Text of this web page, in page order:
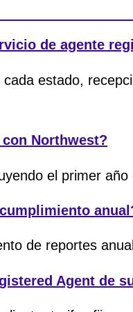
de agente
estado,
Northwest?
el primer
de reportes
Agent de